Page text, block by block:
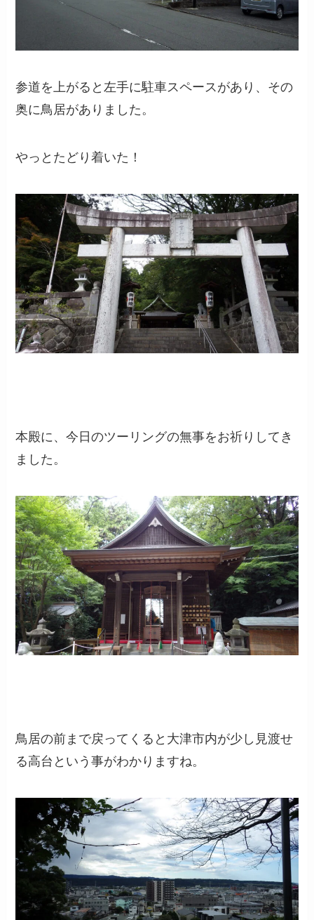
参道を上がると左手に駐車スペースがあり、その
奥に鳥居がありました。
やっとたどり着いた！
本殿に、今日のツーリングの無事をお祈りしてき
ました。
鳥居の前まで戻ってくると大津市内が少し見渡せ
る高台という事がわかりますね。